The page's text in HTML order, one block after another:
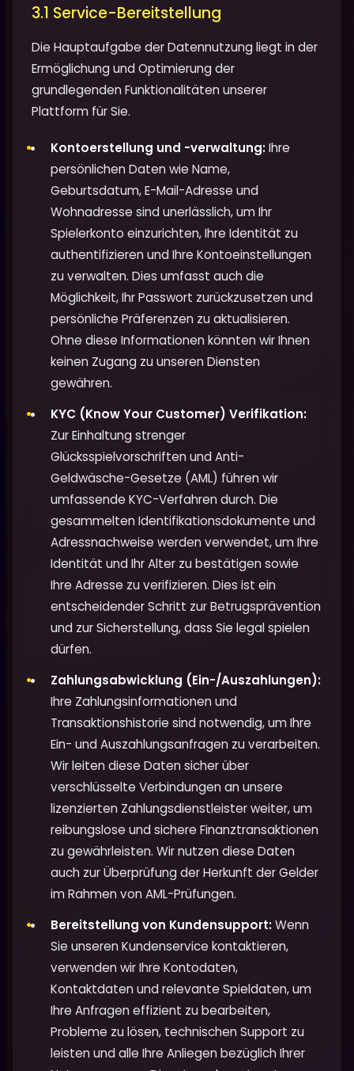
3.1 Service-Bereitstellung
Die Hauptaufgabe der Datennutzung liegt in der
Ermöglichung und Optimierung der
grundlegenden Funktionalitäten unserer
Plattform für Sie.
Kontoerstellung und -verwaltung:Ihre
persönlichen Daten wie Name,
Geburtsdatum, E-Mail-Adresse und
Wohnadresse sind unerlässlich, um Ihr
Spielerkonto einzurichten, Ihre Identität zu
authentifizieren und Ihre Kontoeinstellungen
zu verwalten. Dies umfasst auch die
Möglichkeit, Ihr Passwort zurückzusetzen und
persönliche Präferenzen zu aktualisieren.
Ohne diese Informationen könnten wir Ihnen
keinen Zugang zu unseren Diensten
gewähren.
KYC (Know Your Customer) Verifikation:
Zur Einhaltung strenger
Glücksspielvorschriften und Anti-
Geldwäsche-Gesetze (AML) führen wir
umfassende KYC-Verfahren durch. Die
gesammelten Identifikationsdokumente und
Adressnachweise werden verwendet, um Ihre
Identität und Ihr Alter zu bestätigen sowie
Ihre Adresse zu verifizieren. Dies ist ein
entscheidender Schritt zur Betrugsprävention
und zur Sicherstellung, dass Sie legal spielen
dürfen.
Zahlungsabwicklung (Ein-/Auszahlungen):
Ihre Zahlungsinformationen und
Transaktionshistorie sind notwendig, um Ihre
Ein- und Auszahlungsanfragen zu verarbeiten.
Wir leiten diese Daten sicher über
verschlüsselte Verbindungen an unsere
lizenzierten Zahlungsdienstleister weiter, um
reibungslose und sichere Finanztransaktionen
zu gewährleisten. Wir nutzen diese Daten
auch zur Überprüfung der Herkunft der Gelder
im Rahmen von AML-Prüfungen.
Bereitstellung von Kundensupport:Wenn
Sie unseren Kundenservice kontaktieren,
verwenden wir Ihre Kontodaten,
Kontaktdaten und relevante Spieldaten, um
Ihre Anfragen effizient zu bearbeiten,
Probleme zu lösen, technischen Support zu
leisten und alle Ihre Anliegen bezüglich Ihrer